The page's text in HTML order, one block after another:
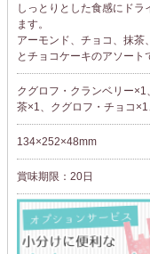
しっとりとした食感にドラ
ます。
アーモンド、チョコ、抹茶
とチョコケーキのアソート
クグロフ・クランベリー
茶×1、クグロフ・チョコ
134×252×48mm
賞味期限：20日